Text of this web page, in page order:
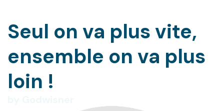
Seul on va plus vite,
ensemble on va plus
loin !